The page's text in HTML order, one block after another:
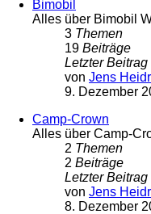
Bimobil
Alles über Bimobil
3 Themen
19 Beiträge
Letzter Beitrag
von Jens
9. Dezember
Camp-Crown
Alles über Camp-
2 Themen
2 Beiträge
Letzter Beitrag
von Jens
8. Dezember